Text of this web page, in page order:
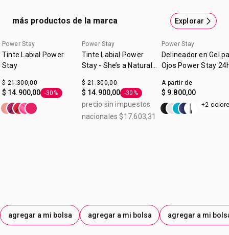
más productos de la marca Explorar
Power Stay
Tinte Labial Power
Stay
$ 21.300,00
$ 14.900,00 Etiqueta -30%
-30%
agregar a mi bolsa
Power Stay
Tinte Labial Power
Stay - She’s a Natural
$ 21.300,00
$ 14.900,00 Etiqueta -30%
-30%
precio sin impuestos
nacionales $17.603,31
agregar a mi bolsa
Power Stay
Delineador en Gel
Ojos Power Stay
A partir de
$ 9.800,00
+2
agregar a mi